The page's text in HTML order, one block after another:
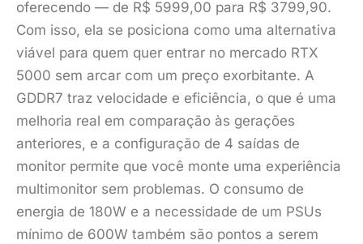
oferecendo — de R$ 5999,00 para R$ 3799,90.
Com isso, ela se posiciona como uma alternativa
viável para quem quer entrar no mercado RTX
5000 sem arcar com um preço exorbitante. A
GDDR7 traz velocidade e eficiência, o que é uma
melhoria real em comparação às gerações
anteriores, e a configuração de 4 saídas de
monitor permite que você monte uma experiência
multimonitor sem problemas. O consumo de
energia de 180W e a necessidade de um PSUs
mínimo de 600W também são pontos a serem